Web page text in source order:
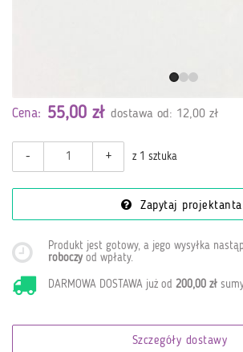
Cena: 55,00 zł dostawa od: 12,00 zł
- + z 1 sztuka
Zapytaj projektanta
Produkt jest gotowy, a jego wysyłka
roboczy od wpłaty.
DARMOWA DOSTAWA już od200,00 zł
Szczegóły dostawy